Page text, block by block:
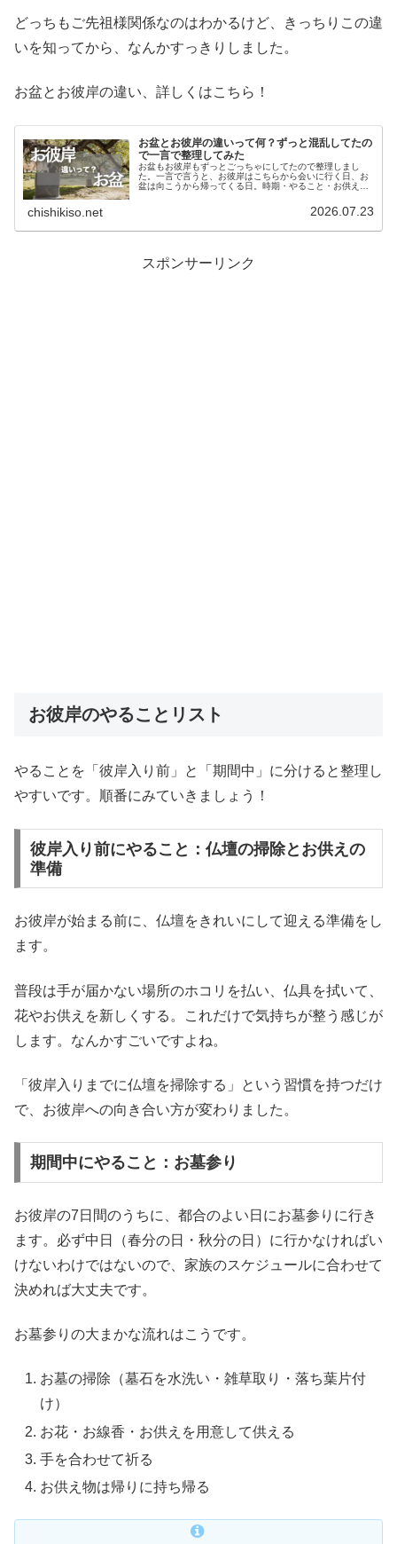
どっちもご先祖様関係なのはわかるけど、きっちりこの違
いを知ってから、なんかすっきりしました。
お盆とお彼岸の違い、詳しくはこちら！
お盆とお彼岸の違いって何？ずっと混乱してたの
で一言で整理してみた
お盆もお彼岸もずっとごっちゃにしてたので整理しまし
た。一言で言うと、お彼岸はこちらから会いに行く日、お
盆は向こうから帰ってくる日。時期・やること・お供えの
chishikiso.net 2026.07.23
スポンサーリンク
お彼岸のやることリスト
やることを「彼岸入り前」と「期間中」に分けると整理し
やすいです。順番にみていきましょう！
彼岸入り前にやること：仏壇の掃除とお供えの
準備
お彼岸が始まる前に、仏壇をきれいにして迎える準備をし
ます。
普段は手が届かない場所のホコリを払い、仏具を拭いて、
花やお供えを新しくする。これだけで気持ちが整う感じが
します。なんかすごいですよね。
「彼岸入りまでに仏壇を掃除する」という習慣を持つだけ
で、お彼岸への向き合い方が変わりました。
期間中にやること：お墓参り
お彼岸の7日間のうちに、都合のよい日にお墓参りに行き
ます。必ず中日（春分の日・秋分の日）に行かなければい
けないわけではないので、家族のスケジュールに合わせて
決めれば大丈夫です。
お墓参りの大まかな流れはこうです。
お墓の掃除（墓石を水洗い・雑草取り・落ち葉片付
け）
お花・お線香・お供えを用意して供える
手を合わせて祈る
お供え物は帰りに持ち帰る